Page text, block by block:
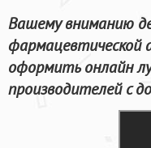
Вашему вниманию
фармацевтической
оформить онлайн
производителей с